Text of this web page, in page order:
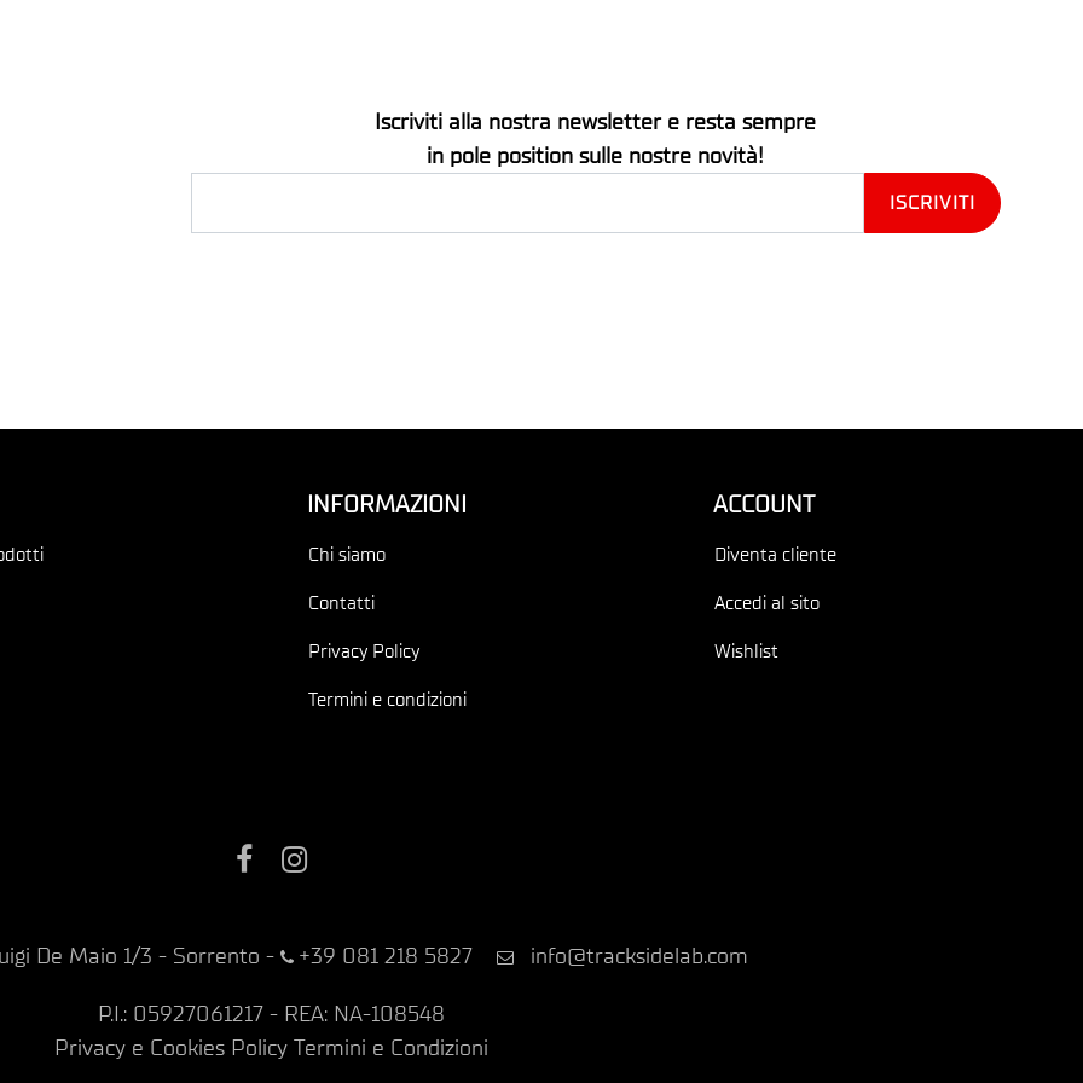
Iscriviti alla nostra newsletter e resta sempre
in pole position sulle nostre novità!
INFORMAZIONI
Chi siamo
Contatti
Privacy Policy
Termini e condizioni
ACCOUNT
Diventa cliente
Accedi al sito
Wishlist
Facebook
De Maio 1/3 - Sorrento - +39 081 218 5827 info@tracksidelab.com
P.I.: 05927061217 - REA: NA-108548
Privacy e Cookies Policy Termini e Condizioni